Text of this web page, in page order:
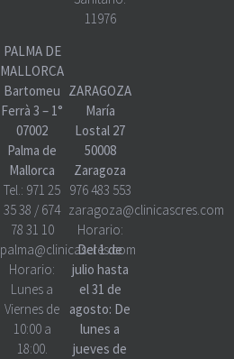
PALMA DE
MALLORCA
Bartomeu
Ferrà 3 – 1°
07002
Palma de
Mallorca
Tel.: 971 25
35 38 / 674
78 31 10
palma@clinicascres.com
Horario:
Lunes a
Viernes de
10:00 a
18:00.
11976
ZARAGOZA
María
Lostal 27
50008
Zaragoza
976 483 553
zaragoza@clinicascres.com
Horario:
Del 1 de
julio hasta
el 31 de
agosto: De
lunes a
jueves de